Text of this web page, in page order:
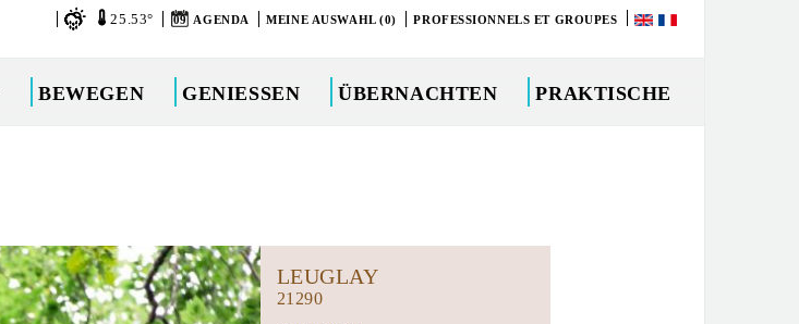
25.53° 09 AGENDA MEINE AUSWAHL (0) PROFESSIONNELS ET GROUPES
BEWEGEN GENIESSEN ÜBERNACHTEN PRAKTISCHE
LEUGLAY
21290